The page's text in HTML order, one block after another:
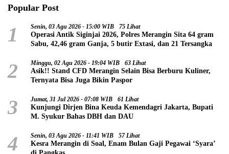
Popular Post
1 Senin, 03 Agu 2026 - 15:00 WIB 75 Lihat
Operasi Antik Siginjai 2026, Polres Merangin Sita 64 gram
Sabu, 42,46 gram Ganja, 5 butir Extasi, dan 21 Tersangka
2 Minggu, 02 Agu 2026 - 19:04 WIB 63 Lihat
Asik!! Stand CFD Merangin Selain Bisa Berburu Kuliner,
Ternyata Bisa Juga Bikin Paspor
3 Jumat, 31 Jul 2026 - 07:08 WIB 61 Lihat
Kunjungi Dirjen Bina Keuda Kemendagri Jakarta, Bupati
M. Syukur Bahas DBH dan DAU
4 Senin, 03 Agu 2026 - 11:41 WIB 57 Lihat
Kesra Merangin di Soal, Enam Bulan Gaji Pegawai ‘Syara’